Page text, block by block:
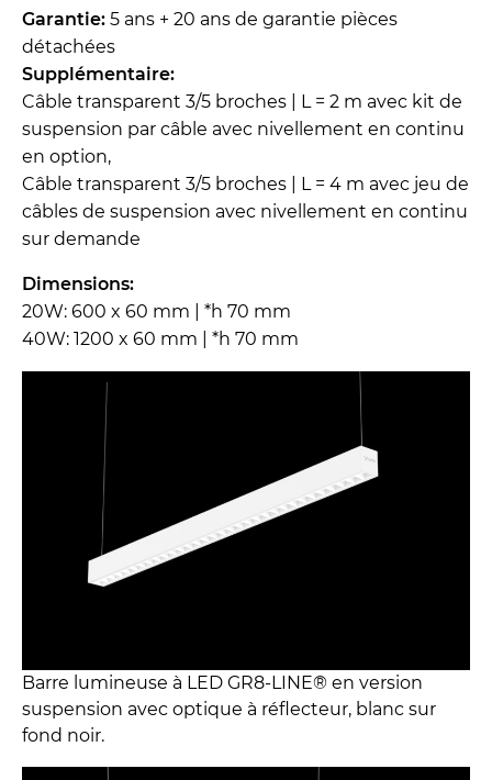
Garantie: 5 ans + 20 ans de garantie pièces
détachées
Supplémentaire:
Câble transparent 3/5 broches | L = 2 m avec kit de
suspension par câble avec nivellement en continu
en option,
Câble transparent 3/5 broches | L = 4 m avec jeu de
câbles de suspension avec nivellement en continu
sur demande
Dimensions:
20W: 600 x 60 mm | *h 70 mm
40W: 1200 x 60 mm | *h 70 mm
Barre lumineuse à LED GR8-LINE® en version
suspension avec optique à réflecteur, blanc sur
fond noir.